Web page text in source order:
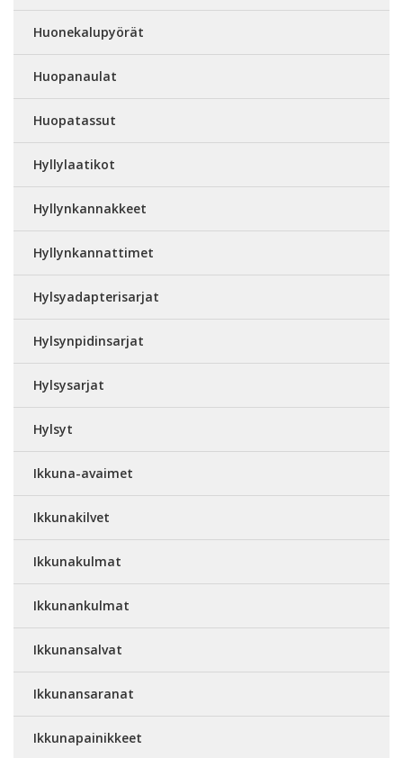
Huonekalupyörät
Huopanaulat
Huopatassut
Hyllylaatikot
Hyllynkannakkeet
Hyllynkannattimet
Hylsyadapterisarjat
Hylsynpidinsarjat
Hylsysarjat
Hylsyt
Ikkuna-avaimet
Ikkunakilvet
Ikkunakulmat
Ikkunankulmat
Ikkunansalvat
Ikkunansaranat
Ikkunapainikkeet